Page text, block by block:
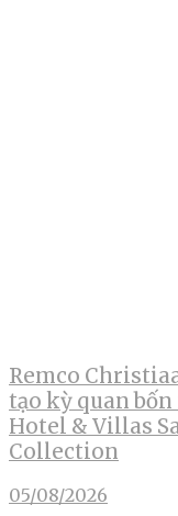
Remco
tạo kỳ quan
Hotel & Villas
Collection
05/08/2026